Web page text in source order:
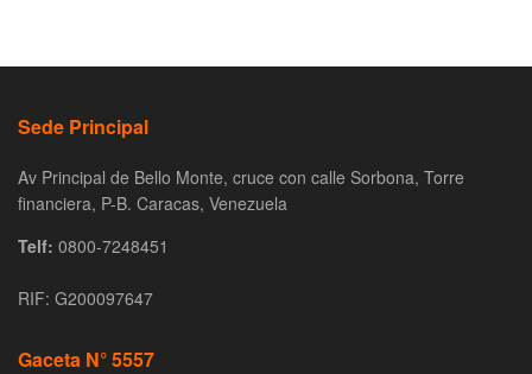
Sede Principal
Av Principal de Bello Monte, cruce con calle Sorbona, Torre
financiera, P-B. Caracas, Venezuela
Telf: 0800-7248451
RIF: G200097647
Gaceta N° 5557